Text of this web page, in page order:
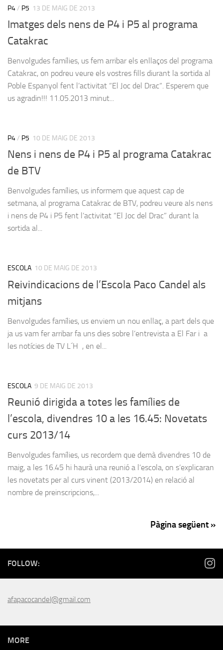
P4/ P5 13 DE MAIG DE 2013
Imatges dels nens de P4 i P5 al programa
Catakrac
Benvolgudes famílies, us fem arribar els enllaços del programa
Catakrac, on podreu veure els vostres fills diurant la sortida al
Poble Espanyol fent l’activitat “El Joc del Drac“. Esperem que
us agradin!!! 11.05.2013 minut...
P4/ P5 10 DE MAIG DE 2013
Nens i nens de P4 i P5 al programa Catakrac
de BTV
Benvolgudes famílies, us informem que aquest cap de
setmana, al programa Catakrac de BTV, podreu veure als nens
i nens de P4 i P5 fent l’activitat “El Joc del Drac” durant la
sortida al...
ESCOLA 10 DE MAIG DE 2013
Reivindicacions de l’Escola Paco Candel als
mitjans
Benvolgudes famílies, us enviem un nou enllaç, a part dels que
ja us vam fer arribar fa uns dies sobre l’entrevista a El Far i a
les notícies de TV L´H , en el...
ESCOLA 9 DE MAIG DE 2013
Reunió dirigida a totes les famílies de
l’escola, divendres 10 a les 16.45: Novetats
curs 2013/14
Benvolgudes famílies, us recordem que demà divendres 10 de
maig, a les 16.45 hi haurà una reunió a l’escola, on s’explicaran
les novetats per al curs vinent (2013/2014) en relació al
nombre de preinscripcions,...
Pàgina següent »
FOLLOW:
afapacocandel@gmail.com
MORE